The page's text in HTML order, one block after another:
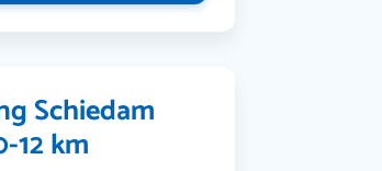
Schiedam
12 km